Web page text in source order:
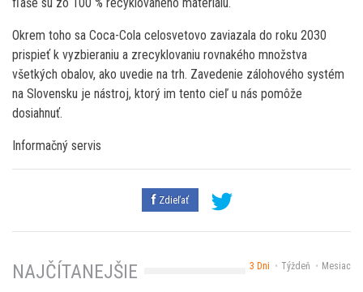
Okrem toho sa Coca-Cola celosvetovo zaviazala do roku 2030
prispieť k vyzbieraniu a zrecyklovaniu rovnakého množstva
všetkých obalov, ako uvedie na trh. Zavedenie zálohového systém
na Slovensku je nástroj, ktorý im tento cieľ u nás pomôže
dosiahnuť.
Informačný servis
Zdieľať
3 Dni Týždeň Mesiac
NAJČÍTANEJŠIE